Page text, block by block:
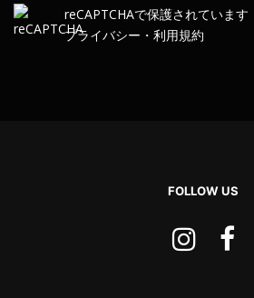
reCAPTCHAで保護されています
プライバシー ・ 利用規約
FOLLOW US